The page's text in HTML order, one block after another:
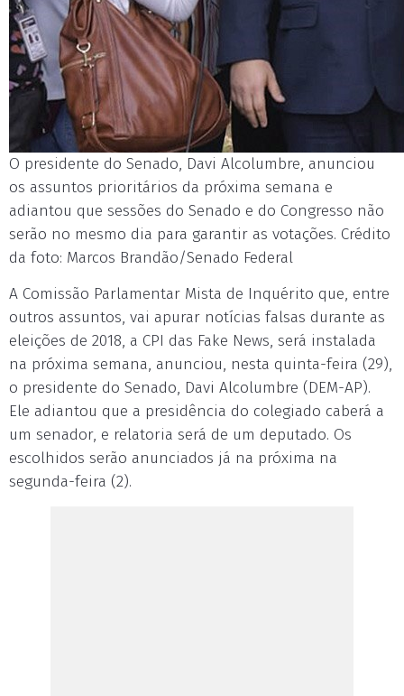
O presidente do Senado, Davi Alcolumbre, anunciou
os assuntos prioritários da próxima semana e
adiantou que sessões do Senado e do Congresso não
serão no mesmo dia para garantir as votações. Crédito
da foto: Marcos Brandão/Senado Federal
A Comissão Parlamentar Mista de Inquérito que, entre
outros assuntos, vai apurar notícias falsas durante as
eleições de 2018, a CPI das Fake News, será instalada
na próxima semana, anunciou, nesta quinta-feira (29),
o presidente do Senado, Davi Alcolumbre (DEM-AP).
Ele adiantou que a presidência do colegiado caberá a
um senador, e relatoria será de um deputado. Os
escolhidos serão anunciados já na próxima na
segunda-feira (2).